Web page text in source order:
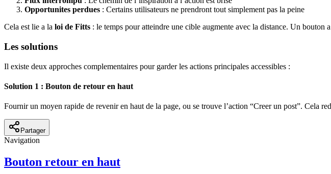
Opportunites perdues : Certains utilisateurs ne prendront tout simplement pas la peine
Cela est lie a la loi de Fitts : le temps pour atteindre une cible augmente avec la distance. Un
Les solutions
Il existe deux approches complementaires pour garder les actions principales accessibles :
Solution 1 : Bouton de retour en haut
Fournir un moyen rapide de revenir en haut de la page, ou se trouve l’action “Creer un post”. Cela
Partager
Navigation
Bouton retour en haut